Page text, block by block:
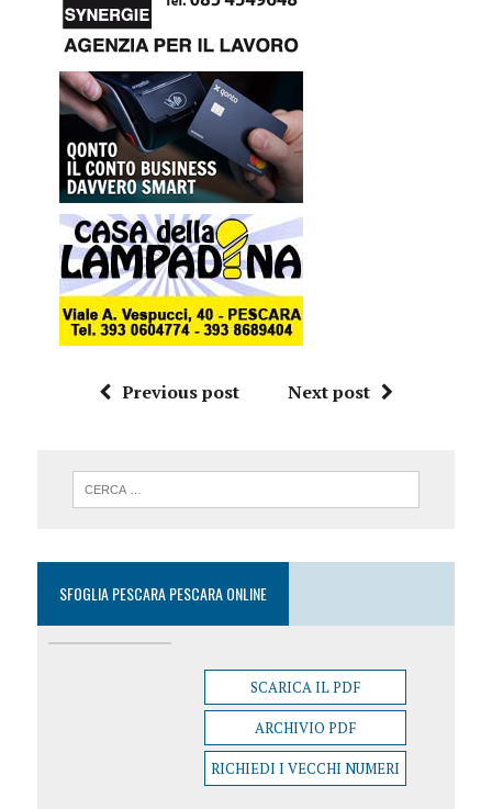
Previous post Next post
SFOGLIA PESCARA PESCARA ONLINE
SCARICA IL PDF
ARCHIVIO PDF
RICHIEDI I VECCHI NUMERI